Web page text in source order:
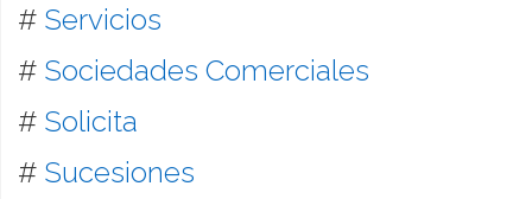
# Servicios
# Sociedades Comerciales
# Solicita
# Sucesiones